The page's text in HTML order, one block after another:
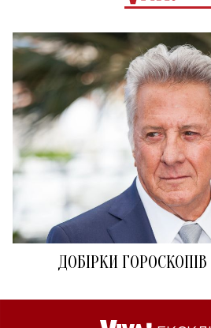
ДОБІРКИ